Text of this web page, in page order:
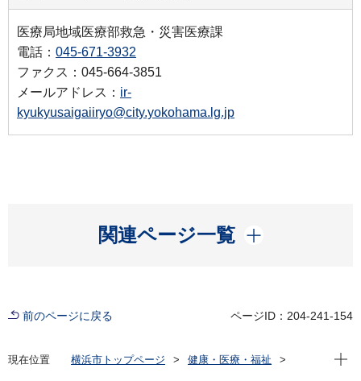
医療局地域医療部救急・災害医療課
電話： 045-671-3932
ファクス：045-664-3851
メールアドレス： ir-
kyukyusaigaiiryo@city.yokohama.lg.jp
関連ページ一覧
開く
前のページに戻る ページID：204-241-154
現在位置 横浜市トップページ
健康・医療・福祉
現在